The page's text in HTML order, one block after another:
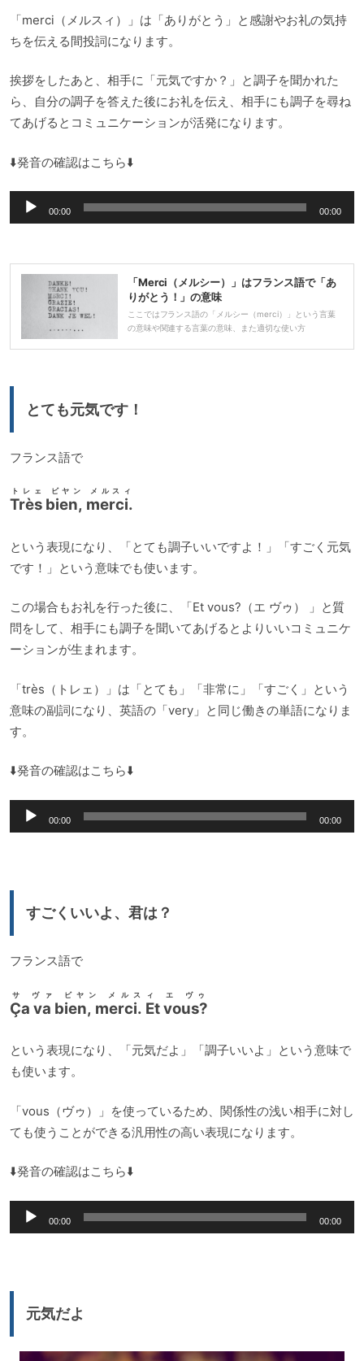
「merci（メルスィ）」は「ありがとう」と感謝やお礼の気持
ちを伝える間投詞になります。
挨拶をしたあと、相手に「元気ですか？」と調子を聞かれた
ら、自分の調子を答えた後にお礼を伝え、相手にも調子を尋ね
てあげるとコミュニケーションが活発になります。
⬇️発音の確認はこちら⬇️
声
レ
ー
00:00 00:00
「Merci（メルシー）」はフランス語で「あ
りがとう！」の意味
ここではフランス語の「メルシー（merci）」という言葉
の意味や関連する言葉の意味、また適切な使い方
とても元気です！
フランス語で
Très bien, merci.
トレェ ビヤン メルスィ
という表現になり、「とても調子いいですよ！」「すごく元気
です！」という意味でも使います。
この場合もお礼を行った後に、「Et vous?（エ ヴゥ） 」と質
問をして、相手にも調子を聞いてあげるとよりいいコミュニケ
ーションが生まれます。
「très（トレェ）」は「とても」「非常に」「すごく」という
意味の副詞になり、英語の「very」と同じ働きの単語になりま
す。
⬇️発音の確認はこちら⬇️
声
00:00 00:00
すごくいいよ、君は？
フランス語で
Ça va bien, merci. Et vous?
サ ヴァ ビヤン メルスィ エ ヴゥ
という表現になり、「元気だよ」「調子いいよ」という意味で
も使います。
「vous（ヴゥ）」を使っているため、関係性の浅い相手に対し
ても使うことができる汎用性の高い表現になります。
⬇️発音の確認はこちら⬇️
声
ー
00:00 00:00
元気だよ